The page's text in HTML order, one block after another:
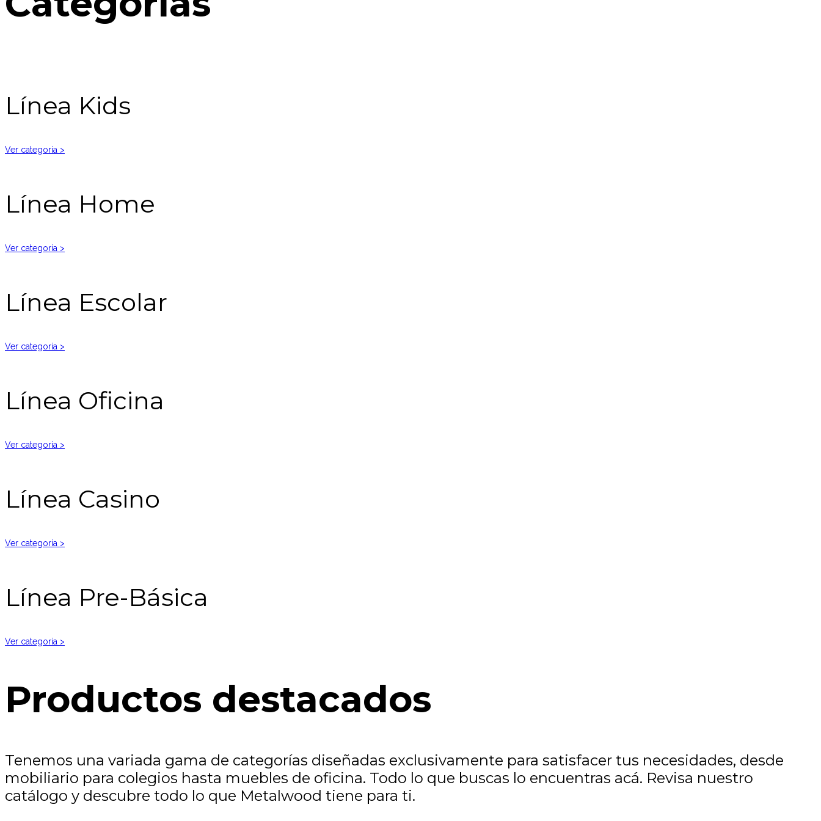
Línea Kids
Ver categoría >
Línea Home
Ver categoría >
Línea Escolar
Ver categoría >
Línea Oficina
Ver categoría >
Línea Casino
Ver categoría >
Línea Pre-Básica
Ver categoría >
Productos destacados
Tenemos una variada gama de categorías diseñadas exclusivamente para satisfacer tus necesidades, desde
mobiliario para colegios hasta muebles de oficina. Todo lo que buscas lo encuentras acá. Revisa nuestro
catálogo y descubre todo lo que Metalwood tiene para ti.